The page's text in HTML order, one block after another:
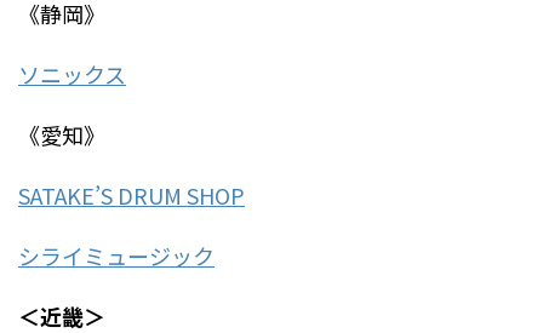
《静岡》
ソニックス
《愛知》
SATAKE’S DRUM SHOP
シライミュージック
＜近畿＞